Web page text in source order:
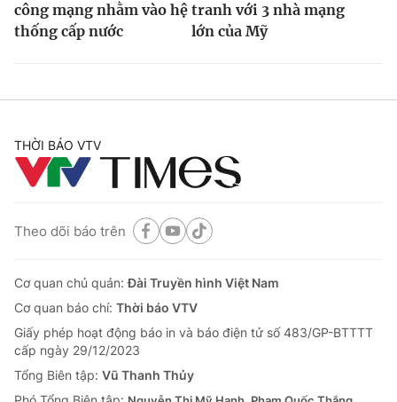
công mạng nhằm vào hệ
thống cấp nước
tranh với 3 nhà mạng
lớn của Mỹ
THỜI BÁO VTV
Theo dõi báo trên
Cơ quan chủ quản:Đài Truyền hình Việt Nam
Cơ quan báo chí: Thời báo VTV
Giấy phép hoạt động báo in và báo điện tử số 483/GP-BTTTT
cấp ngày 29/12/2023
Tổng Biên tập: Vũ Thanh Thủy